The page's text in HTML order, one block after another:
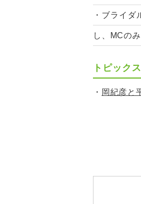
・ブライ
し、MCの
トピックス
・ 岡紀彦と